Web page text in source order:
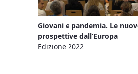
Giovani e pandemia. Le
prospettive dall’Europa
Edizione 2022